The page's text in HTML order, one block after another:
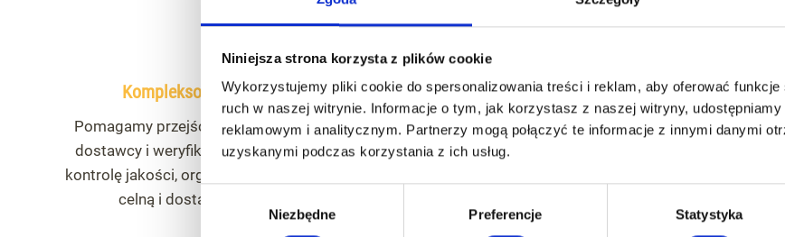
Niniejsza strona korzysta z plików cookie
Wykorzystujemy pliki cookie do spersonalizowania treści i reklam, aby oferować funkcje
ruch w naszej witrynie. Informacje o tym, jak korzystasz z naszej witryny, udostępniamy
reklamowym i analitycznym. Partnerzy mogą połączyć te informacje z innymi danymi
uzyskanymi podczas korzystania z ich usług.
Wybór
Niezbędne Preferencje Statystyka
Kompleksowa obsługa importu
Pomagamy przejść cały proces od wyszukania
dostawcy i weryfikacji oferty, przez negocjacje,
kontrolę jakości, organizację transportu, odprawę
celną i dostawę towaru do Polski.
Weryfikacja dostawcy w Chinach
Sprawdzamy, czy wybrany producent lub pośrednik
rzeczywiście działa na rynku, czy ma doświadczenie w
większej przedpłacie.